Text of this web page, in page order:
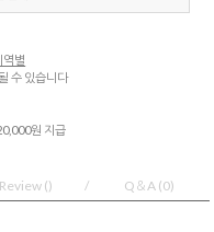
역별
수 있습니다
원 지급
Review () Q＆A (0)